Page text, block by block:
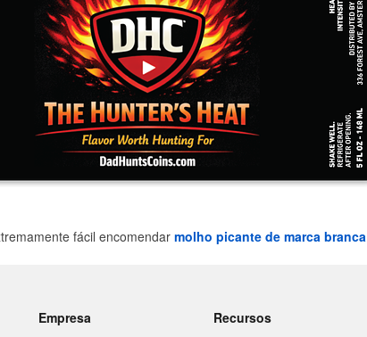
fácil encomendarmolho picante de marca branca
Empresa Recursos